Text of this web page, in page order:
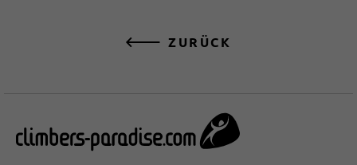
ZURÜCK